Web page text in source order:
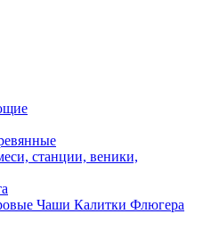
станции, веники,
Чаши Калитки Флюгера